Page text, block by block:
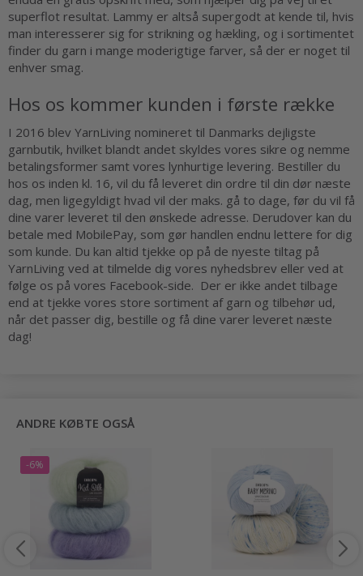
superflot resultat. Lammy er altså supergodt at kende til, hvis
man interesserer sig for strikning og hækling, og i sortimentet
finder du garn i mange moderigtige farver, så der er noget til
enhver smag.
Hos os kommer kunden i første række
I 2016 blev YarnLiving nomineret til Danmarks dejligste
garnbutik, hvilket blandt andet skyldes vores sikre og nemme
betalingsformer samt vores lynhurtige levering. Bestiller du
hos os inden kl. 16, vil du få leveret din ordre til din dør næste
dag, men ligegyldigt hvad vil der maks. gå to dage, før du vil få
dine varer leveret til den ønskede adresse. Derudover kan du
betale med MobilePay, som gør handlen endnu lettere for dig
som kunde. Du kan altid tjekke op på de nyeste tiltag på
YarnLiving ved at tilmelde dig vores nyhedsbrev eller ved at
følge os på vores Facebook-side. Der er ikke andet tilbage
end at tjekke vores store sortiment af garn og tilbehør ud,
når det passer dig, bestille og få dine varer leveret næste
dag!
ANDRE KØBTE OGSÅ
-6%